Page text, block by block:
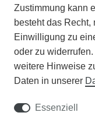
Zustimmung kann
besteht das
Einwilligung zu
oder zu
weitere Hinweise
Daten in unserer
Essenziell